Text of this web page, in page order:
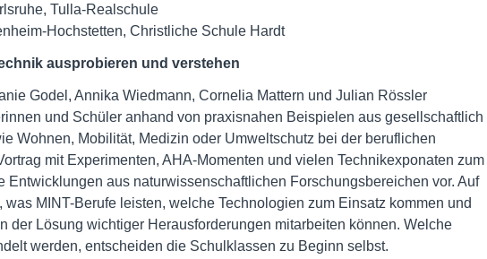
Tulla-Realschule
Hochstetten, Christliche Schule Hardt
ausprobieren und verstehen
Godel, Annika Wiedmann, Cornelia Mattern und Julian Rössler
und Schüler anhand von praxisnahen Beispielen aus gesellschaftlich
Wohnen, Mobilität, Medizin oder Umweltschutz bei der beruflichen
mit Experimenten, AHA-Momenten und vielen Technikexponaten zum
Entwicklungen aus naturwissenschaftlichen Forschungsbereichen vor. Auf
MINT-Berufe leisten, welche Technologien zum Einsatz kommen und
der Lösung wichtiger Herausforderungen mitarbeiten können. Welche
werden, entscheiden die Schulklassen zu Beginn selbst.